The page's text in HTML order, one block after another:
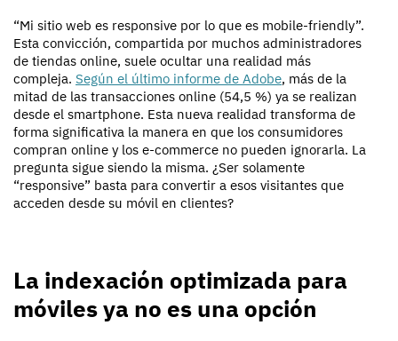
“Mi sitio web es responsive por lo que es mobile-friendly”.
Esta convicción, compartida por muchos administradores
de tiendas online, suele ocultar una realidad más
compleja. Según el último informe de Adobe, más de la
mitad de las transacciones online (54,5 %) ya se realizan
desde el smartphone. Esta nueva realidad transforma de
forma significativa la manera en que los consumidores
compran online y los e-commerce no pueden ignorarla. La
pregunta sigue siendo la misma. ¿Ser solamente
“responsive” basta para convertir a esos visitantes que
acceden desde su móvil en clientes?
La indexación optimizada para
móviles ya no es una opción